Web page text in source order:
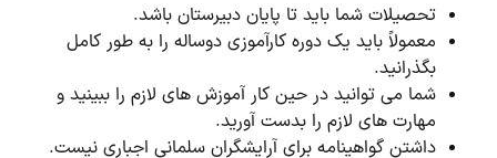
تحصیلات شما باید تا پایان دبیرستان باشد.
معمولاً باید یک دوره کارآموزی دوساله را به طور کامل
بگذرانید.
شما می توانید در حین کار آموزش های لازم را ببینید و
مهارت های لازم را بدست آورید.
داشتن گواهینامه برای آرایشگران سلمانی اجباری نیست.